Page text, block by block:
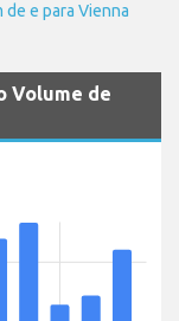
de e para Vienna
Volume de